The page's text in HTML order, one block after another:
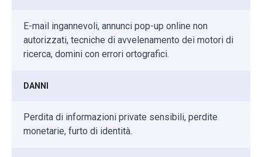
E-mail ingannevoli, annunci pop-up online non
autorizzati, tecniche di avvelenamento dei motori di
ricerca, domini con errori ortografici.
DANNI
Perdita di informazioni private sensibili, perdite
monetarie, furto di identità.